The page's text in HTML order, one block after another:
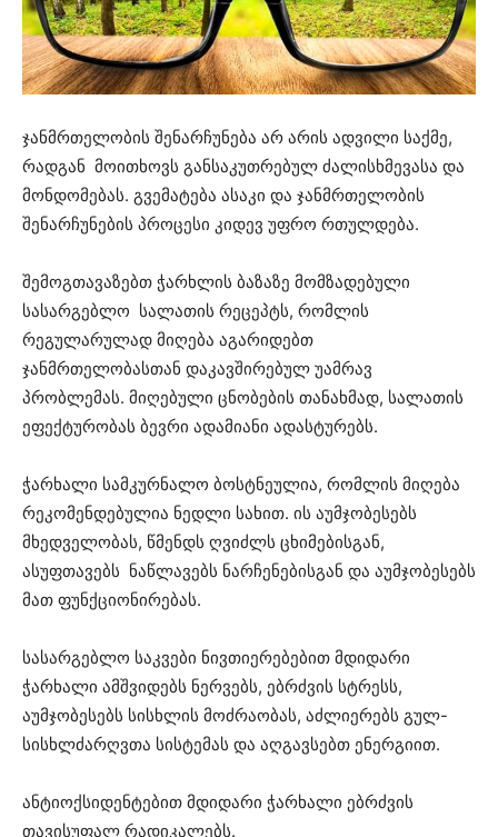
ჯანმრთელობის შენარჩუნება არ არის ადვილი საქმე,
რადგან მოითხოვს განსაკუთრებულ ძალისხმევასა და
მონდომებას. გვემატება ასაკი და ჯანმრთელობის
შენარჩუნების პროცესი კიდევ უფრო რთულდება.
შემოგთავაზებთ ჭარხლის ბაზაზე მომზადებული
სასარგებლო სალათის რეცეპტს, რომლის
რეგულარულად მიღება აგარიდებთ
ჯანმრთელობასთან დაკავშირებულ უამრავ
პრობლემას. მიღებული ცნობების თანახმად, სალათის
ეფექტურობას ბევრი ადამიანი ადასტურებს.
ჭარხალი სამკურნალო ბოსტნეულია, რომლის მიღება
რეკომენდებულია ნედლი სახით. ის აუმჯობესებს
მხედველობას, წმენდს ღვიძლს ცხიმებისგან,
ასუფთავებს ნაწლავებს ნარჩენებისგან და აუმჯობესებს
მათ ფუნქციონირებას.
სასარგებლო საკვები ნივთიერებებით მდიდარი
ჭარხალი ამშვიდებს ნერვებს, ებრძვის სტრესს,
აუმჯობესებს სისხლის მოძრაობას, აძლიერებს გულ-
სისხლძარღვთა სისტემას და აღგავსებთ ენერგიით.
ანტიოქსიდენტებით მდიდარი ჭარხალი ებრძვის
თავისუფალ რადიკალებს.